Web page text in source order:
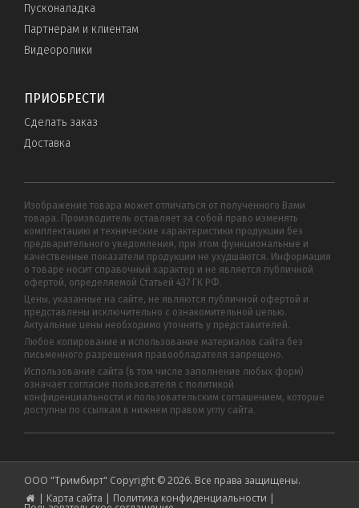
Пусконаладка
Партнерам и клиентам
Видеоролики
ПРИОБРЕСТИ
Сделать заказ
Доставка
Изображение товара может отличаться от полученного Вами
товара. Производитель оставляет за собой право изменять
комплектацию и технические характеристики продукции без
предварительного уведомления, при этом функциональные и
качественные показатели продукции не ухудшаются. Информация
о товаре носит справочный характер и не является публичной
офертой, определяемой Статьей 437 ГК РФ.
Цены, указанные на сайте, не являются публичной офертой и
представлены исключительно с ознакомительной целью.
Актуальные цены необходимо уточнять у представителей.
Любое копирование и использование материалов сайта без
письменного разрешения правообладателя запрещено.
Использование сайта (в том числе заполнение любых форм)
означает согласие пользователя с политикой
конфиденциальности и пользовательским соглашением, которые
доступны по ссылкам в нижнем правом углу сайта.
ООО "Тримбирт" Copyright © 2026. Все права защищены.
| Карта сайта | Политика конфиденциальности |